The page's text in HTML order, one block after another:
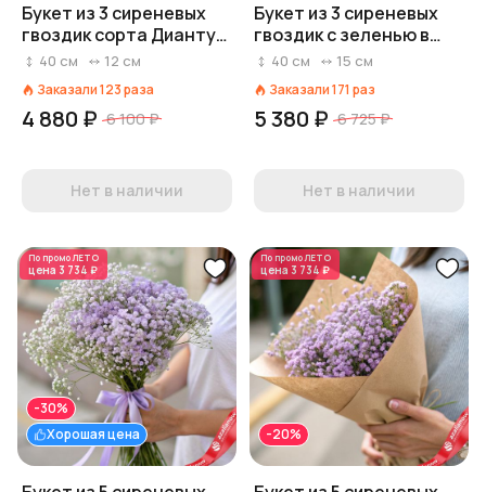
Букет из 3 сиреневых
гвоздик сорта Диантус,
Голландия
40 см 12 см
Заказали123раза
4 880 ₽ 6 100 ₽
Нет в наличии
Букет из 3 сиреневых
гвоздик с зеленью в
пленке, Диантус,
40 см 15 см
Заказали171 раз
5 380 ₽ 6 725 ₽
Нет в наличии
По промоЛЕТО
цена 3 734 ₽
Хорошая цена
-30%
По промоЛЕТО
цена 3 734 ₽
-20%